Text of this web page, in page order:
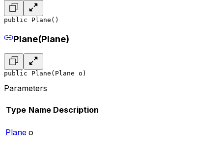
public Plane()
Plane(Plane)
public Plane(Plane o)
Parameters
Type Name Description
Plane o